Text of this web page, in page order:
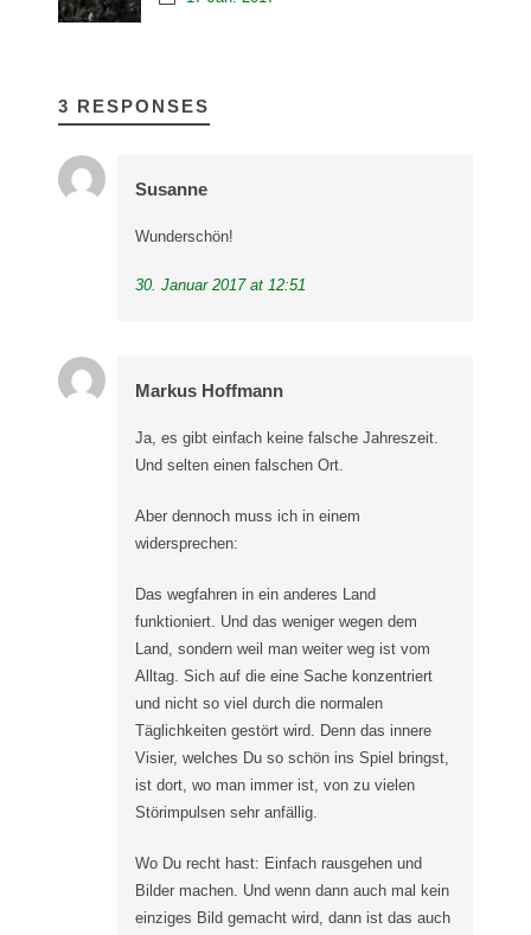
3 RESPONSES
Susanne
Wunderschön!
30. Januar 2017 at 12:51
Markus Hoffmann
Ja, es gibt einfach keine falsche Jahreszeit.
Und selten einen falschen Ort.
Aber dennoch muss ich in einem
widersprechen:
Das wegfahren in ein anderes Land
funktioniert. Und das weniger wegen dem
Land, sondern weil man weiter weg ist vom
Alltag. Sich auf die eine Sache konzentriert
und nicht so viel durch die normalen
Täglichkeiten gestört wird. Denn das innere
Visier, welches Du so schön ins Spiel bringst,
ist dort, wo man immer ist, von zu vielen
Störimpulsen sehr anfällig.
Wo Du recht hast: Einfach rausgehen und
Bilder machen. Und wenn dann auch mal kein
einziges Bild gemacht wird, dann ist das auch